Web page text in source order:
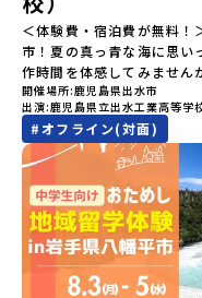
します。※結果に関する個
ので、ご了承ください。・
限りです。PC・スマート
変更はできません。お申込
注意ください。・宿泊につ
いただく予定です。・食事
レルギー対応希望にはお応
要な場合は必ず事前にご相
なくなった場合について
い。やむを得ないお取り
ださい。・キャンセルポ
合、以下のルールに沿っ
い。プログラム開催日の
絡日：お支払いいただく
散場所・時間】7月20日(
に新千歳空港を出発する便
学3年生【宿泊先】ゲスト
ッド（1室2～4名）で宿泊
行代金に含まれる費用のう
費（2泊分）・プログラム
事代※以下の費用は参加者
復交通費・お土産代や自由
集人数】最大10名（お申し
者決定】お申し込み多数
果をご連絡いたします。
から 5月14日(木) 12：00
ためし地域留学」ステッ
知りたい方や、お申し込
を集めています 今回は、
ンティアスピリッツに触れ
ットまで本物の現場を体感
につかって楽しむことがで
「町のぜんぶが教科書」！
ているだけではありません
で「町のぜんぶが教科書」
や、放課後の「地域探究サ
飛び出し町の人たちと一
ます。そんな先輩たちと
見つかるはず！ あたたか
ている北海道大樹町へ、
発しませんか？ 体験のお
定）＜１日目＞（PM）「
＜体験費・宿泊費が無料！
市！夏の真っ青な海に思い
作時間を体感してみません
る。いつか留学してみたい
とひらきたい！」「ものづ
中学生のみなさんにおす
約200の高校と連携し、地
い留学」をプチ体験でき
も安心！現地でもスタッ
のフィールドは「鹿児島
市（いずみし）は、鹿児
れない景色と、地元の人
す。400年前から続く「武
開催場所 鹿児島県出水市
出演 鹿児島県立出水工業高等学
#オフライン(対面)